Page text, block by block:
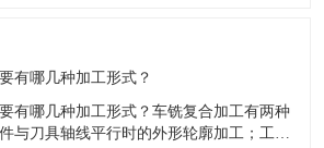
铜材和铝合金，究其原因有以下几个关键
有哪几种加工形式？
有哪几种加工形式？车铣复合加工有两种
与刀具轴线平行时的外形轮廓加工；工件